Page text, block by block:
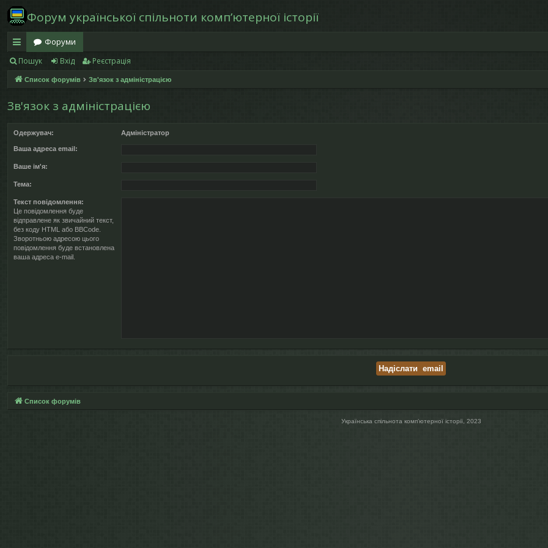
Форум української спільноти компʼютерної історії
в
и
дк
д
ос
ту
п
Форуми
Пошук Вхід Реєстрація
Список форумів Зв'язок з адміністрацією
Зв'язок з адміністрацією
Одержувач: Адміністратор
Ваша адреса email:
Ваше ім'я:
Тема:
Текст повідомлення:
Це повідомлення буде
відправлене як звичайний текст,
без коду HTML або BBCode.
Зворотньою адресою цього
повідомлення буде встановлена
ваша адреса e-mail.
Список форумів
Українська спільнота компʼютерної історії, 2023